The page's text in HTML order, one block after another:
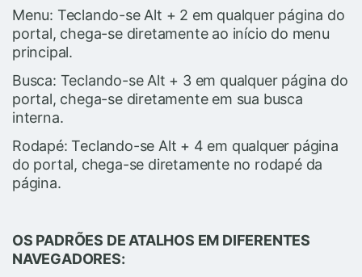
Menu: Teclando-se Alt + 2 em qualquer página do
portal, chega-se diretamente ao início do menu
principal.
Busca: Teclando-se Alt + 3 em qualquer página do
portal, chega-se diretamente em sua busca
interna.
Rodapé: Teclando-se Alt + 4 em qualquer página
do portal, chega-se diretamente no rodapé da
página.
OS PADRÕES DE ATALHOS EM DIFERENTES
NAVEGADORES: